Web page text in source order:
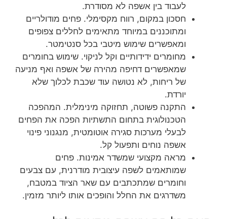
לעבוד בין אשפה לא מסודרת.
חסכון במקום, רווח מקסימלי. פחים מודולריים
ומתוכננים במיוחד מתאימים לחללים צפופים
ומאפשרים שימוש מיטבי בכל סנטימטר.
מחומרים ידידותיים וקל לניקוי. שימוש בחומרים
שמאפשרים דחיפה מהירה של אשפה ואף מניעה
של ריחות, לא נטושה עוד שכבת לכלוך שלא
יורדת.
התקנה פשוטה, תחזוקה מינימלית. המהפכה
הטכנולוגית בתחום התשתיות הפכה את הפחים
לבעלי מערכות סגירה אוטומטית, מנגנוני פינוי
אשפה נוחים ותפעול קל.
מראה מקצועי שמשדר אמינות. פחים
שמותאמים לשפה עיצובית מודרנית, עם צבעים
וחומרים שמתכתבים עם שאר הציוד במטבח,
משדרגים את החלל והופכים אותו ליותר מזמין.